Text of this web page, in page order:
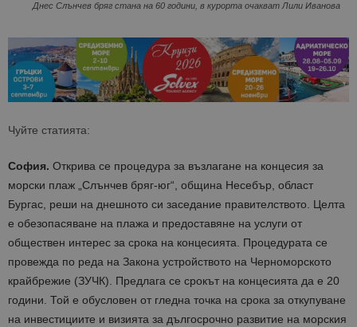
Днес Слънчев бряг стана на 60 години, в курорта очакват Лили Иванова
Чуйте статията:
София. Открива се процедура за възлагане на концесия за
морски плаж „Слънчев бряг-юг“, община Несебър, област
Бургас, реши на днешното си заседание правителството. Целта
е обезопасяване на плажа и предоставяне на услуги от
обществен интерес за срока на концесията. Процедурата се
провежда по реда на Закона устройството на Черноморското
крайбрежие (ЗУЧК). Предлага се срокът на концесията да е 20
години. Той е обусловен от гледна точка на срока за откупуване
на инвестициите и визията за дългосрочно развитие на морския